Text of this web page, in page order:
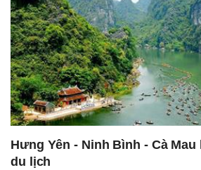
Hưng Yên - Ninh Bình - Cà
du lịch